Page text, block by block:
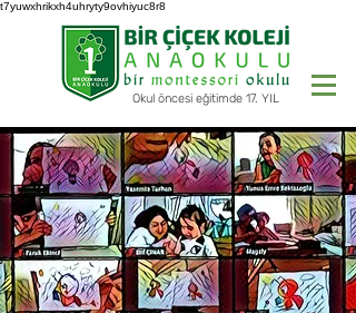
t7yuwxhrikxh4uhryty9ovhiyuc8r8
Okul öncesi eğitimde 17. YIL